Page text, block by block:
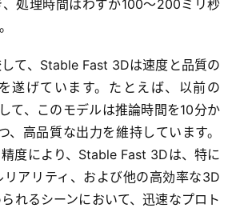
、処理時間はわずか100〜200ミリ秒
て、Stable Fast 3Dは速度と品質の
遂げています。たとえば、以前の
て、このモデルは推論時間を10分か
、高品質な出力を維持しています。
度により、Stable Fast 3Dは、特に
アリティ、および他の高効率な3D
れるシーンにおいて、迅速なプロト